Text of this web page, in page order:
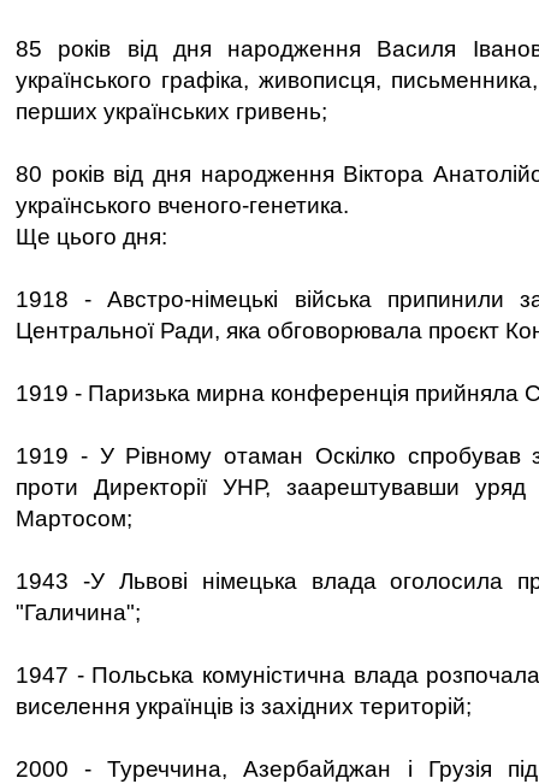
85 років від дня народження Василя
українського графіка, живописця,
перших українських гривень;
80 років від дня народження Віктора
українського вченого-генетика.
Ще цього дня:
1918 - Австро-німецькі війська припинили
Центральної Ради, яка обговорювала проєкт
1919 - Паризька мирна конференція прийняла
1919 - У Рівному отаман Оскілко спробував
проти Директорії УНР, заарештувавши
Мартосом;
1943 -У Львові німецька влада оголосила
"Галичина";
1947 - Польська комуністична влада
виселення українців із західних територій;
2000 - Туреччина, Азербайджан і Грузія